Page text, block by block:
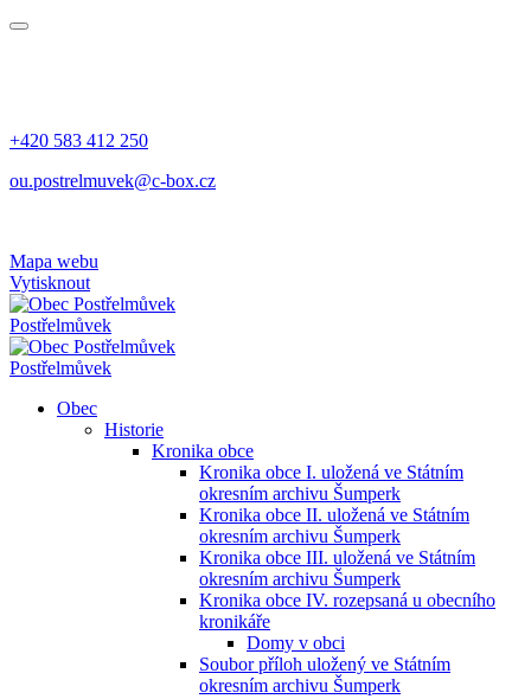
+420 583 412 250
ou.postrelmuvek@c-box.cz
Mapa webu
Vytisknout
Postřelmůvek
Postřelmůvek
Obec
Historie
Kronika obce
Kronika obce I. uložená ve Státním
okresním archivu Šumperk
Kronika obce II. uložená ve Státním
okresním archivu Šumperk
Kronika obce III. uložená ve Státním
okresním archivu Šumperk
Kronika obce IV. rozepsaná u obecního
kronikáře
Domy v obci
Soubor příloh uložený ve Státním
okresním archivu Šumperk